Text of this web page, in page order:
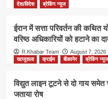
देश/विदेश
ब्रेकिंग न्यूज
ईरान में सत्ता परिवर्तन की कथित
वरिष्ठ अधिकारियों को हटाने का
R.Khabar Team
August 7, 2026
खाजूवाला
क्राईम बीकानेर ब्रेकिंग न्यूज
विद्युत लाइन टूटने से दो गाय समेत
जताया रोष